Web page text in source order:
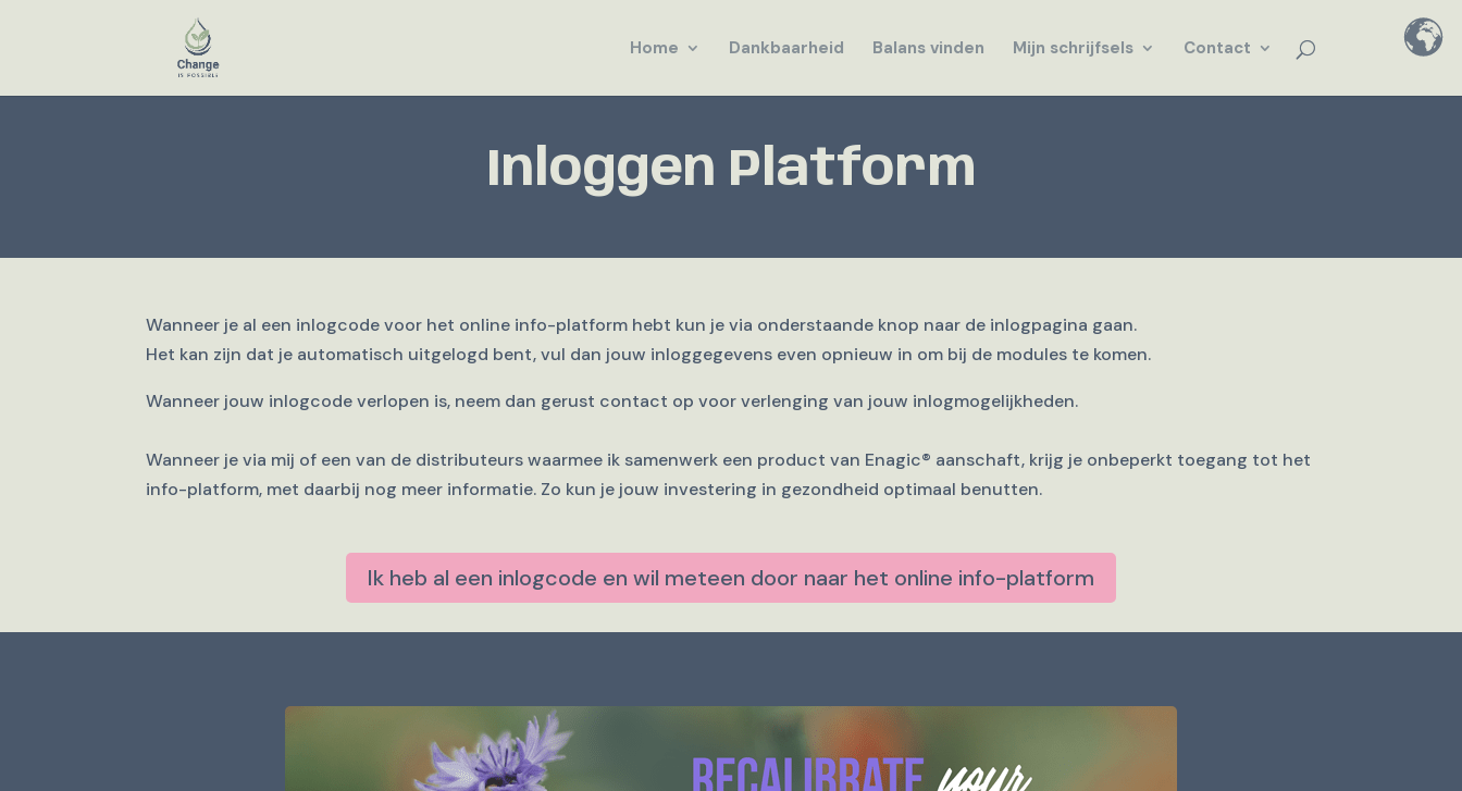
Home Dankbaarheid Balans vinden Mijn schrijfsels Contact
Inloggen Platform
Wanneer je al een inlogcode voor het online info-platform hebt kun je via onderstaande knop naar de inlogpagina gaan.
Het kan zijn dat je automatisch uitgelogd bent, vul dan jouw inloggegevens even opnieuw in om bij de modules te komen.
Wanneer jouw inlogcode verlopen is, neem dan gerust contact op voor verlenging van jouw inlogmogelijkheden.
Wanneer je via mij of een van de distributeurs waarmee ik samenwerk een product van Enagic® aanschaft, krijg je onbeperkt toegang tot het
info-platform, met daarbij nog meer informatie. Zo kun je jouw investering in gezondheid optimaal benutten.
Ik heb al een inlogcode en wil meteen door naar het online info-platform